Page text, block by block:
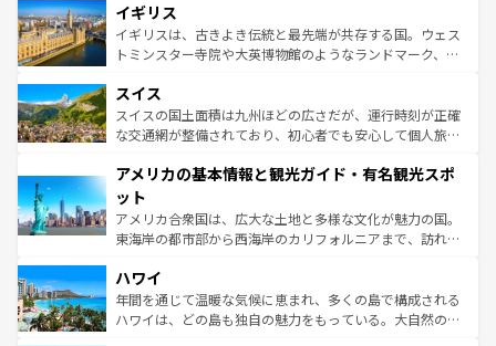
いる。シャンパンの発祥地であるランス、プロヴァンスの
香り高いラベンダー畑など、多彩な楽しみ方が可能だ。さ
らに、パリ以外の地域にも魅力が溢れており、どの街角に
れる地方に足を運ぶとそれぞれで全く異なる文化を体験で
きるだろう。 なお、新着のフランス情報はコンテンツ一覧
を参照してほしい。
顔を持つこの国は、どこを歩いても飽きることがない。ベ
ルリンの文化的活気、バイエルン州のアルプスの絶景、そ
してライン川沿いのワイン畑といった風景は必見。ビール
は、お酒好きな人にはぜひ体験してほしい。 なお、新着の
ドイツ情報はコンテンツ一覧を参照してほしい。
イギリス
イギリスは、古きよき伝統と最先端が共存する国。ウェス
トミンスター寺院や大英博物館のようなランドマーク、歴
リアごとに異なる魅力がある。また、優雅なアフタヌーン
ティー、ビール好きにはたまらない英国パブ、サッカー観
戦など、本場だからこそできる体験も豊富。イギリスを旅
ンツ一覧を参照してほしい。
スイス
スイスの国土面積は九州ほどの広さだが、運行時刻が正確
な交通網が整備されており、初心者でも安心して個人旅行
の建物がそのまま残る町や、スイスならではのユニークな
博物館もあり、アルプス観光だけでなく町歩きも満喫する
ことができる。国民の所得が高いため物価も高いが、旅行
者向けの交通パス提供のサービスもあり、うまく活用すれ
着のスイス情報は
アメリカの基本情報と観光ガイド・有名観光スポ
ット
アメリカ合衆国は、広大な土地と多様な文化が魅力の国。
東海岸の都市部から西海岸のカリフォルニアまで、訪れる
のような巨大都市は、観光、ショッピング、エンターテイ
ンメントが詰まった刺激的なスポットだ。一方、アメリカ
西部には大自然が広がり、グランドキャニオンやイエロー
ハワイ
年間を通じて温暖な気候に恵まれ、多くの島で構成される
ハワイは、どの島も独自の魅力をもっている。大自然の神